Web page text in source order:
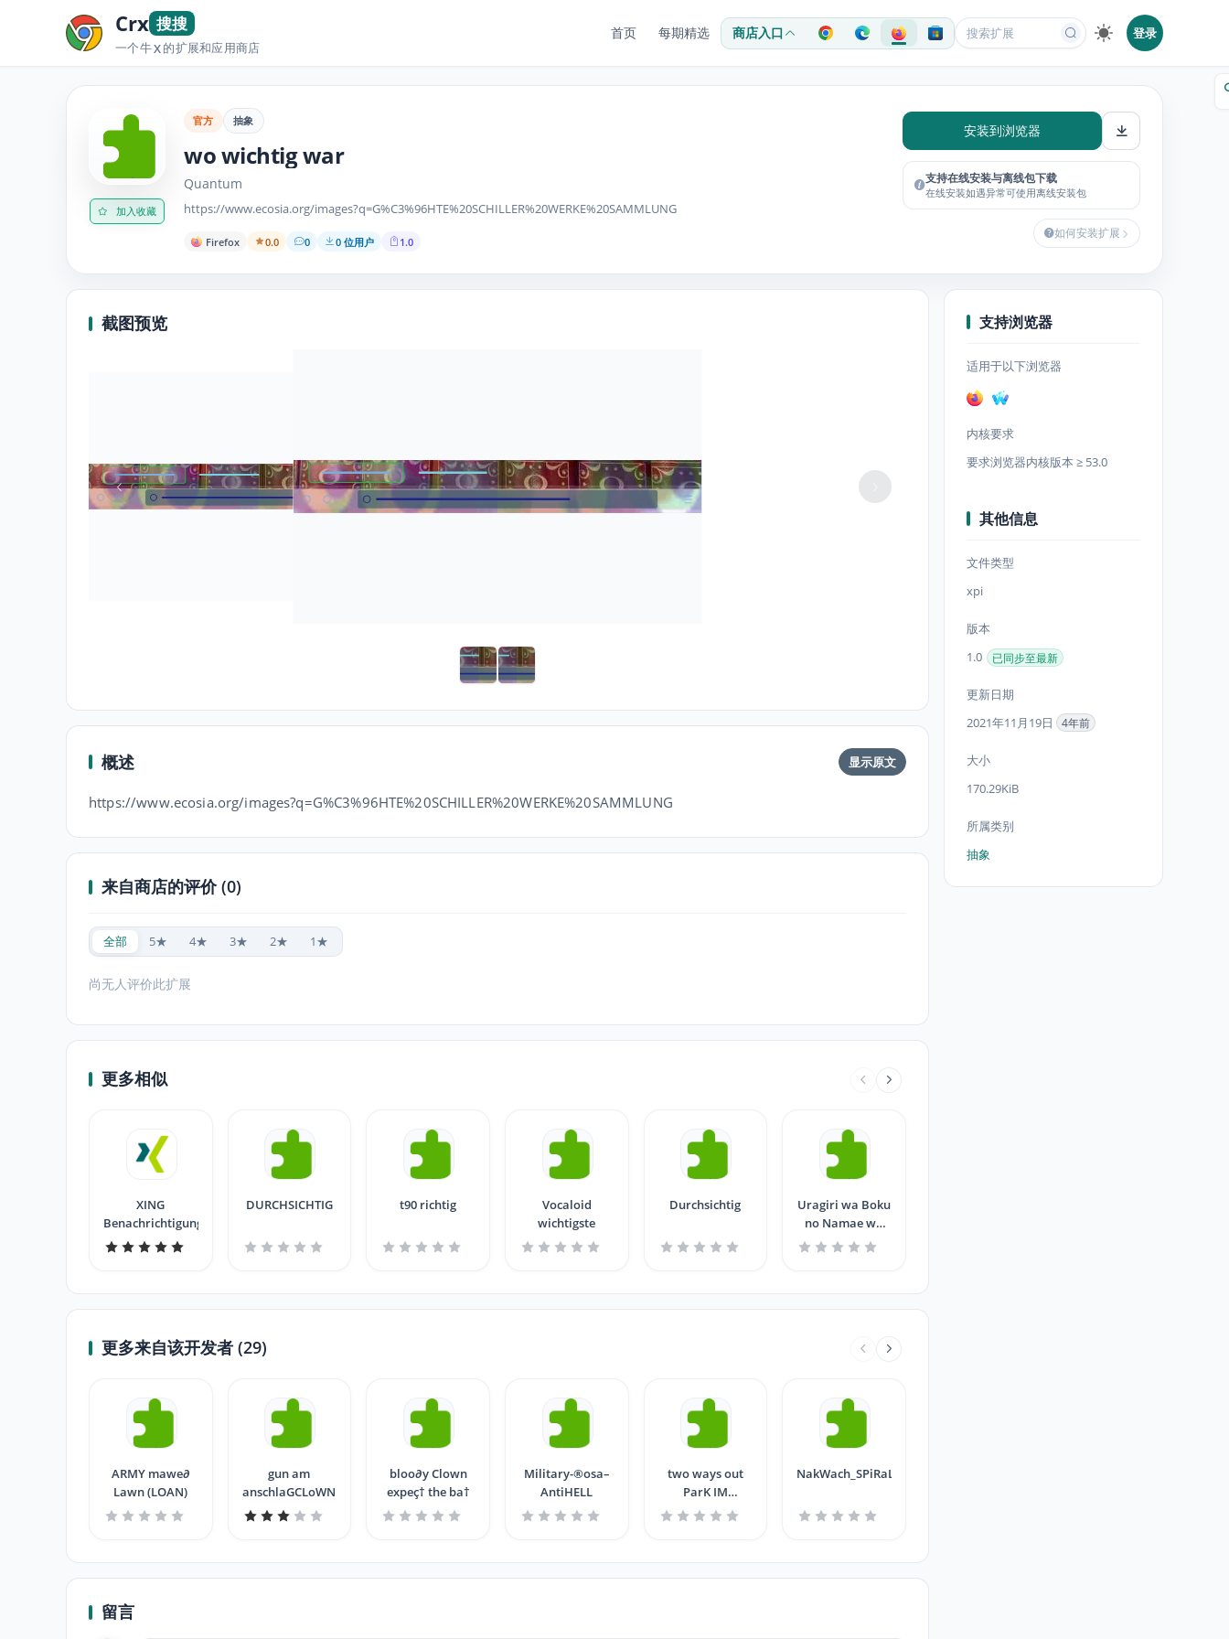
Crx 搜搜
一个牛X的扩展和应用商店
首页 每期精选 商店入口 登录
加入收藏
官方 抽象
wo wichtig war
Quantum
https://www.ecosia.org/images?q=G%C3%96HTE%20SCHILLER%20WERKE%20SAMMLUNG
Firefox 0.0 0 0 位用户 1.0
安装到浏览器
支持在线安装与离线包下载
在线安装如遇异常可使用离线安装包
如何安装扩展
截图预览
概述 显示原文
https://www.ecosia.org/images?q=G%C3%96HTE%20SCHILLER%20WERKE%20SAMMLUNG
来自商店的评价 (0)
全部 5★ 4★ 3★ 2★ 1★
尚无人评价此扩展
更多相似
XING
Benachrichtigungen
DURCHSICHTIG t90 richtig
Vocaloid
wichtigste
Durchsichtig
Uragiri wa Boku
no Namae wo
Shitteiru
更多来自该开发者 (29)
ARMY mawe∂
Lawn (LOAN)
gun am
anschlaGCLoWN
bloo∂y Clown
expeç† the ba†
Military-®osa–
AntiHELL
two ways out
ParK IM
πASCHmARK†
NakWach_SPiRaL_†ransp∆reπT
留言
支持浏览器
适用于以下浏览器
内核要求
要求浏览器内核版本 ≥ 53.0
其他信息
文件类型
xpi
版本
1.0
已同步至最新
更新日期
2021年11月19日
4年前
大小
170.29KiB
所属类别
抽象